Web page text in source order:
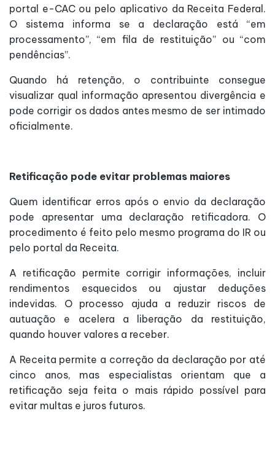
portal e-CAC ou pelo aplicativo da Receita Federal.
O sistema informa se a declaração está “em
processamento”, “em fila de restituição” ou “com
pendências”.
Quando há retenção, o contribuinte consegue
visualizar qual informação apresentou divergência e
pode corrigir os dados antes mesmo de ser intimado
oficialmente.
Retificação pode evitar problemas maiores
Quem identificar erros após o envio da declaração
pode apresentar uma declaração retificadora. O
procedimento é feito pelo mesmo programa do IR ou
pelo portal da Receita.
A retificação permite corrigir informações, incluir
rendimentos esquecidos ou ajustar deduções
indevidas. O processo ajuda a reduzir riscos de
autuação e acelera a liberação da restituição,
quando houver valores a receber.
A Receita permite a correção da declaração por até
cinco anos, mas especialistas orientam que a
retificação seja feita o mais rápido possível para
evitar multas e juros futuros.